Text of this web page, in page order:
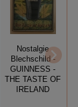
Nostalgie
Blechschild -
GUINNESS -
THE TASTE OF
IRELAND